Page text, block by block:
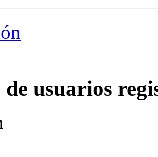
de usuarios